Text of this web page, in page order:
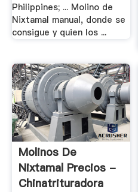
Philippines; ... Molino de
Nixtamal manual, donde se
consigue y quien los ...
Molinos De
Nixtamal Precios -
Chinatrituradora